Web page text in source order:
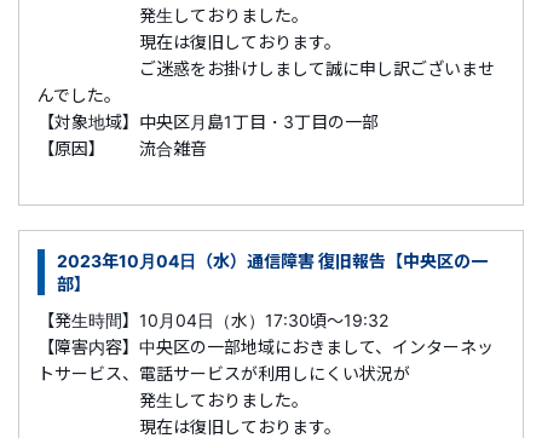
発生しておりました。
現在は復旧しております。
ご迷惑をお掛けしまして誠に申し訳ございませ
んでした。
【対象地域】中央区月島1丁目・3丁目の一部
【原因】 流合雑音
2023年10月04日（水）通信障害 復旧報告【中央区の一
部】
【発生時間】10月04日（水）17:30頃～19:32
【障害内容】中央区の一部地域におきまして、インターネッ
トサービス、電話サービスが利用しにくい状況が
発生しておりました。
現在は復旧しております。